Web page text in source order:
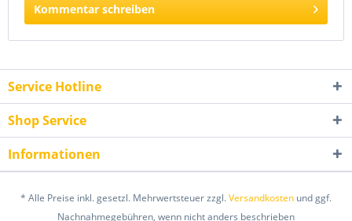
Kommentar schreiben
Service Hotline
Shop Service
Informationen
* Alle Preise inkl. gesetzl. Mehrwertsteuer zzgl.Versandkosten und ggf.
Nachnahmegebühren, wenn nicht anders beschrieben